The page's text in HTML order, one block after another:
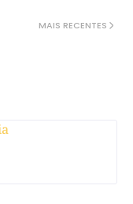
MAIS RECENTES